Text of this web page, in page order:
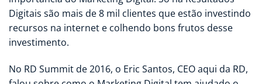
Digitais são mais de 8 mil clientes que estão investindo
recursos na internet e colhendo bons frutos desse
investimento.
No RD Summit de 2016, o Eric Santos, CEO aqui da RD,